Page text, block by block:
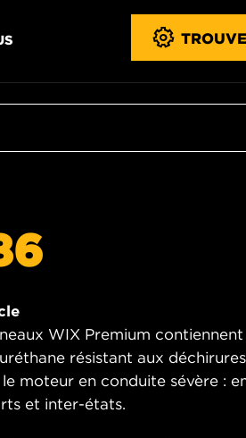
WIX Premium
résistant aux
moteur en conduite sévère :
et inter-états.